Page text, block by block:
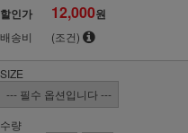
할인가 12,000원
배송비 (조건)
SIZE
수량